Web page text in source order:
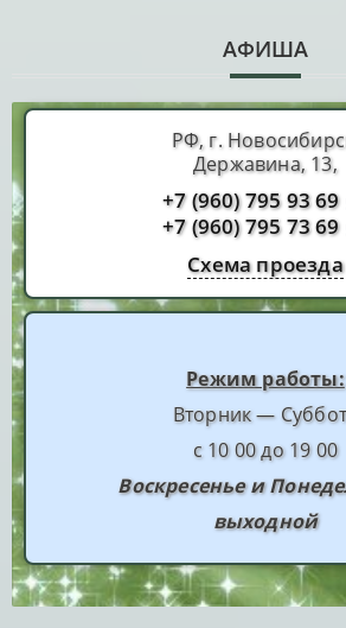
АФИША
РФ, г.
Державина, 13,
+7 (960) 795 93 69
+7 (960) 795 73 69
Схема проезда
Режим работы:
Вторник —
с 10 00 до 19 00
Воскресенье и
выходной